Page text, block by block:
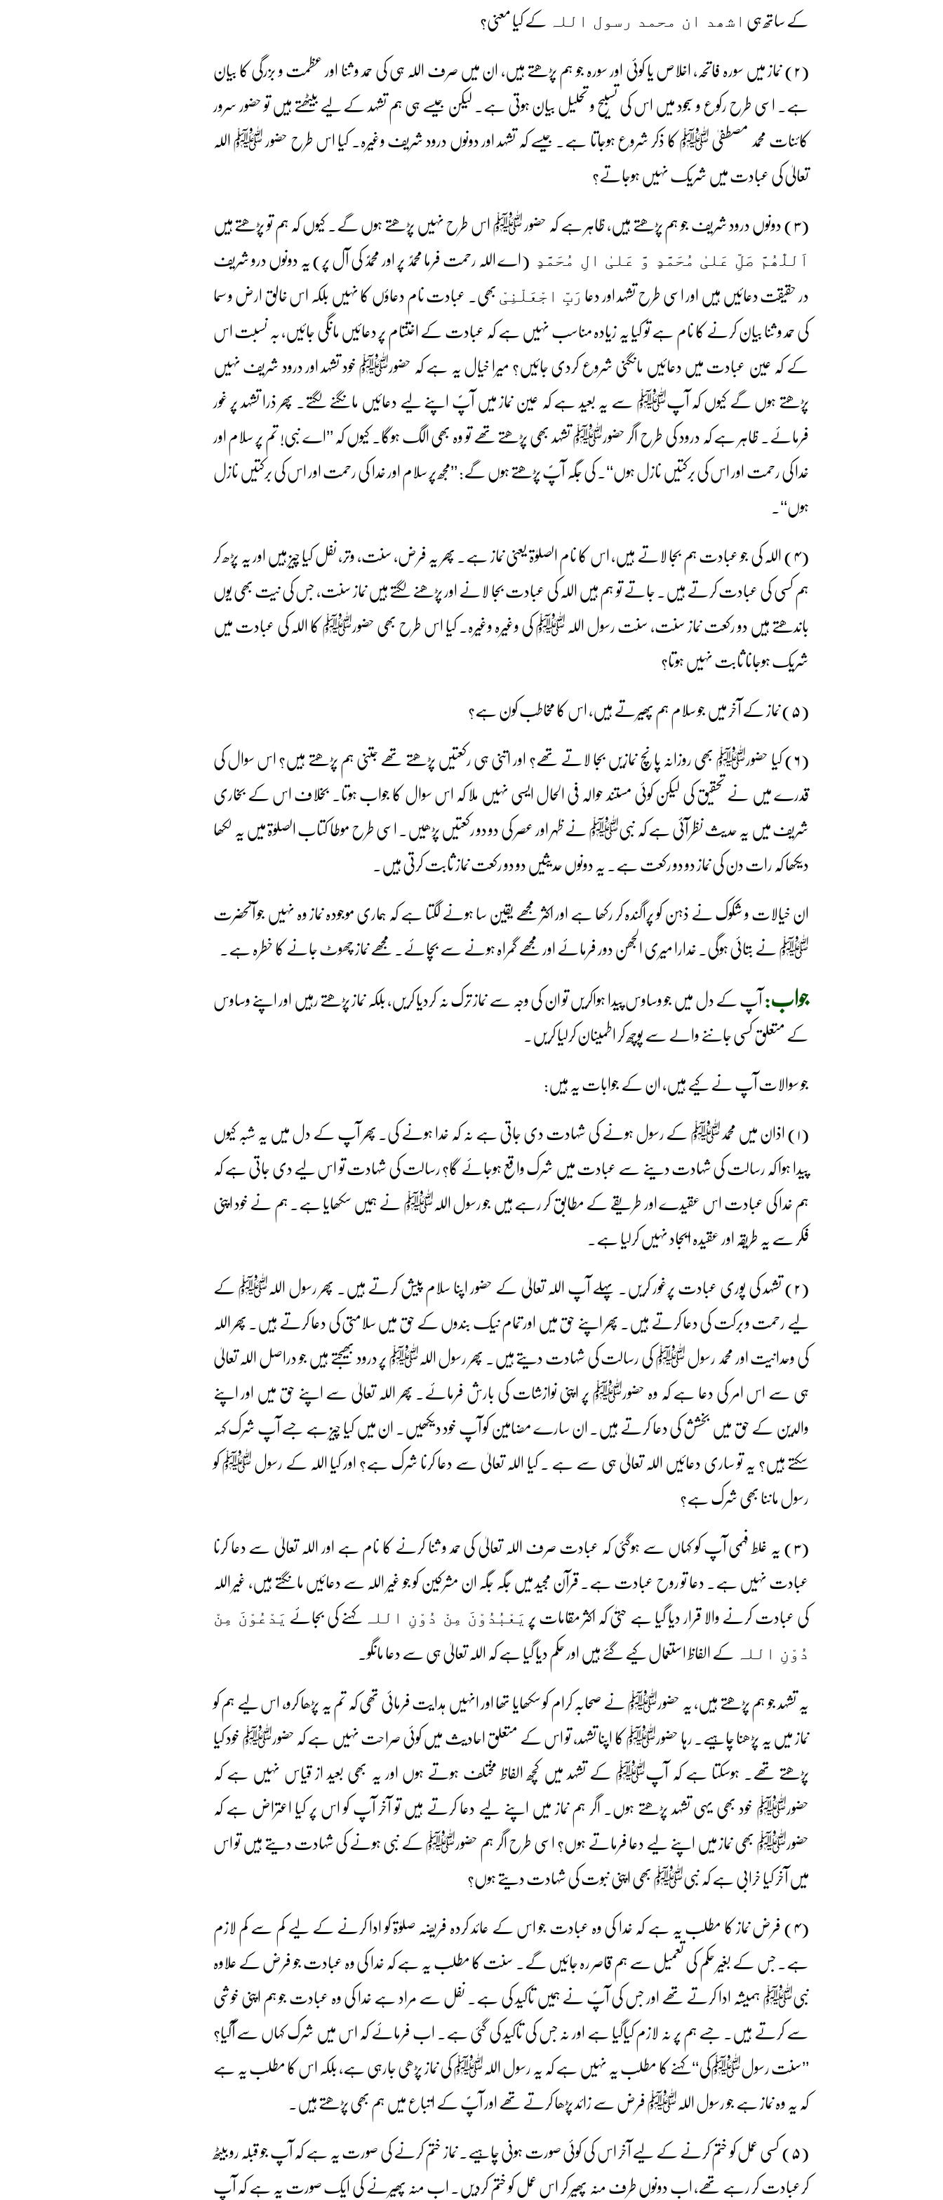
کے ساتھ ہی اشھد ان محمد رسول اللہ کے کیا معنی؟
(۲) نماز میں سورہ فاتحہ، اخلاص یا کوئی اور سورہ جو ہم پڑھتے ہیں، ان میں صرف اللہ ہی کی حمد و ثنا اور عظمت و بزرگی کا بیان
ہے۔ اسی طرح رکوع و سجود میں اس کی تسبیح و تحلیل بیان ہوتی ہے۔ لیکن جیسے ہی ہم تشہد کے لیے بیٹھتے ہیں تو حضور سرور
کائنات محمد مصطفیٰ ﷺ کا ذکر شروع ہوجاتا ہے۔ جیسے کہ تشہد اور دونوں درود شریف وغیرہ۔ کیا اس طرح حضور ﷺ اللہ
تعالیٰ کی عبادت میں شریک نہیں ہوجاتے؟
(۳) دونوں درود شریف جو ہم پڑھتے ہیں، ظاہر ہے کہ حضور ﷺ اس طرح نہیں پڑھتے ہوں گے۔ کیوں کہ ہم تو پڑھتے ہیں
اَللّٰھُمَّ صَلِّ عَلیٰ مُحَمَّدٍ وَّ عَلیٰ الِ مُحَمَّدٍ (اے اللہ رحمت فرما محمدؐ پر اور محمدؐ کی آل پر) یہ دونوں درو شریف
در حقیقت دعائیں ہیں اور اسی طرح تشہد اور دعا رَبِّ اجْعَلْنِیْبھی۔ عبادت نام دعاؤں کا نہیں بلکہ اس خالق ارض و سما
کی حمد و ثنا بیان کرنے کا نام ہے تو کیا یہ زیادہ مناسب نہیں ہے کہ عبادت کے اختتام پر دعائیں مانگی جائیں، بہ نسبت اس
کے کہ عین عبادت میں دعائیں مانگنی شروع کردی جائیں؟ میرا خیال یہ ہے کہ حضورﷺ خود تشہد اور درود شریف نہیں
پڑھتے ہوں گے کیوں کہ آپﷺ سے یہ بعید ہے کہ عین نماز میں آپؐ اپنے لیے دعائیں مانگنے لگتے۔ پھر ذرا تشہد پر غور
فرمائے۔ ظاہر ہے کہ درود کی طرح اگر حضورﷺ تشہد بھی پڑھتے تھے تو وہ بھی الگ ہوگا۔ کیوں کہ ’’اے نبی! تم پر سلام اور
خدا کی رحمت اور اس کی برکتیں نازل ہوں‘‘۔ کی جگہ آپؐ پڑھتے ہوں گے: ’’مجھ پر سلام اور خدا کی رحمت اور اس کی برکتیں نازل
ہوں‘‘۔
(۴) اللہ کی جو عبادت ہم بجا لاتے ہیں، اس کا نام الصلوٰۃ یعنی نماز ہے۔ پھر یہ فرض، سنت، وتر، نفل کیا چیز ہیں اور یہ پڑھ کر
ہم کسی کی عبادت کرتے ہیں۔ جاتے تو ہم ہیں اللہ کی عبادت بجا لانے اور پڑھنے لگتے ہیں نماز سنت، جس کی نیت بھی یوں
باندھتے ہیں دو رکعت نماز سنت، سنت رسول اللہ ﷺ کی وغیرہ وغیرہ۔ کیا اس طرح بھی حضورﷺ کا اللہ کی عبادت میں
شریک ہوجانا ثابت نہیں ہوتا؟
(۵) نماز کے آخر میں جو سلام ہم پھیرتے ہیں، اس کا مخاطب کون ہے؟
(۶) کیا حضورﷺ بھی روزانہ پانچ نمازیں بجا لاتے تھے؟ اور اتنی ہی رکعتیں پڑھتے تھے جتنی ہم پڑھتے ہیں؟ اس سوال کی
قدرے میں نے تحقیق کی لیکن کوئی مستند حوالہ فی الحال ایسی نہیں ملا کہ اس سوال کا جواب ہوتا۔ بخلاف اس کے بخاری
شریف میں یہ حدیث نظر آئی ہے کہ نبیﷺ نے ظہر اور عصر کی دو دو رکعتیں پڑھیں۔ اسی طرح موطا کتاب الصلوٰۃ میں یہ لکھا
دیکھا کہ رات دن کی نماز دو دو رکعت ہے۔ یہ دونوں حدیثیں دو دو رکعت نماز ثابت کرتی ہیں۔
ان خیالات و شکوک نے ذہن کو پراگندہ کر رکھا ہے اور اکثر مجھے یقین سا ہونے لگتا ہے کہ ہماری موجودہ نماز وہ نہیں جو آنحضرت
ﷺ نے بتائی ہوگی۔ خدارا میری الجھن دور فرمائے اور مجھے گمراہ ہونے سے بچائے۔ مجھے نماز چھوٹ جانے کا خطرہ ہے۔
جواب:آپ کے دل میں جو وساوس پیدا ہواکریں تو ان کی وجہ سے نماز ترک نہ کردیا کریں، بلکہ نماز پڑھتے رہیں اور اپنے وساوس
کے متعلق کسی جاننے والے سے پوچھ کر اطمینان کرلیا کریں۔
جو سوالات آپ نے کیے ہیں، ان کے جوابات یہ ہیں:
(۱) اذان میں محمدﷺ کے رسول ہونے کی شہادت دی جاتی ہے نہ کہ خدا ہونے کی۔ پھر آپ کے دل میں یہ شبہ کیوں
پیدا ہوا کہ رسالت کی شہادت دینے سے عبادت میں شرک واقع ہوجائے گا؟ رسالت کی شہادت تو اس لیے دی جاتی ہے کہ
ہم خدا کی عبادت اس عقیدے اور طریقے کے مطابق کر رہے ہیں جو رسول اللہﷺ نے ہمیں سکھایا ہے۔ ہم نے خود اپنی
فکر سے یہ طریقہ اور عقیدہ ایجاد نہیں کرلیا ہے۔
(۲) تشہد کی پوری عبادت پرغور کریں۔ پہلے آپ اللہ تعالیٰ کے حضور اپنا سلام پیش کرتے ہیں۔ پھر رسول اللہﷺ کے
لیے رحمت و برکت کی دعا کرتے ہیں۔ پھر اپنے حق میں اور تمام نیک بندوں کے حق میں سلامتی کی دعا کرتے ہیں۔ پھر اللہ
کی وحدانیت اور محمد رسول ﷺ کی رسالت کی شہادت دیتے ہیں۔ پھر رسول اللہﷺ پر درود بھیجتے ہیں جو دراصل اللہ تعالیٰ
ہی سے اس امر کی دعا ہے کہ وہ حضورﷺ پر اپنی نوازشات کی بارش فرمائے۔ پھر اللہ تعالیٰ سے اپنے حق میں اور اپنے
والدین کے حق میں بخشش کی دعا کرتے ہیں۔ ان سارے مضامین کو آپ خود دیکھیں۔ ان میں کیا چیز ہے جسے آپ شرک کہہ
سکتے ہیں؟ یہ تو ساری دعائیں اللہ تعالیٰ ہی سے ہے ۔ کیا اللہ تعالیٰ سے دعا کرنا شرک ہے؟ اور کیا اللہ کے رسول ﷺ کو
رسول ماننا بھی شرک ہے؟
(۳) یہ غلط فہمی آپ کو کہاں سے ہوگئی کہ عبادت صرف اللہ تعالیٰ کی حمد و ثنا کرنے کا نام ہے اور اللہ تعالیٰ سے دعا کرنا
عبادت نہیں ہے۔ دعا تو روح عبادت ہے۔ قرآن مجید میں جگہ جگہ ان مشرکین کو جو غیر اللہ سے دعائیں مانگتے ہیں، غیر اللہ
کی عبادت کرنے والا قرار دیا گیا ہے حتیٰ کہ اکثر مقامات پر ِیَعْبُدُوْنَ مِنْ دُوْنِ اللہ کہنے کی بجائے یَدْعُوْنَ مِنْ
دُوْنِ اللہ کے الفاظ استعمال کیے گئے ہیں اور حکم دیا گیا ہے کہ اللہ تعالیٰ ہی سے دعا مانگو۔
یہ تشہد جو ہم پڑھتے ہیں، یہ حضورﷺ نے صحابہ کرام کو سکھایا تھا اور انہیں ہدایت فرمائی تھی کہ تم یہ پڑھا کرو، اس لیے ہم کو
نماز میں یہ پڑھنا چاہیے۔ رہا حضورﷺ کا اپنا تشہد، تو اس کے متعلق احادیث میں کوئی صراحت نہیں ہے کہ حضورﷺ خود کیا
پڑھتے تھے۔ ہوسکتا ہے کہ آپﷺ کے تشہد میں کچھ الفاظ مختلف ہوتے ہوں اور یہ بھی بعید از قیاس نہیں ہے کہ
حضورﷺ خود بھی یہی تشہد پڑھتے ہوں۔ اگر ہم نماز میں اپنے لیے دعا کرتے ہیں تو آخر آپ کو اس پر کیا اعتراض ہے کہ
حضورﷺ بھی نماز میں اپنے لیے دعا فرماتے ہوں؟ اسی طرح اگر ہم حضورﷺ کے نبی ہونے کی شہادت دیتے ہیں تو اس
میں آخر کیا خرابی ہے کہ نبیﷺ بھی اپنی نبوت کی شہادت دیتے ہوں؟
(۴) فرض نماز کا مطلب یہ ہے کہ خدا کی وہ عبادت جو اس کے عائد کردہ فریضہ صلوٰۃ کو ادا کرنے کے لیے کم سے کم لازم
ہے۔ جس کے بغیر حکم کی تعمیل سے ہم قاصر رہ جائیں گے۔ سنت کا مطلب یہ ہے کہ خدا کی وہ عبادت جو فرض کے علاوہ
نبیﷺ ہمیشہ ادا کرتے تھے اور جس کی آپؐ نے ہمیں تاکید کی ہے۔ نفل سے مراد ہے خدا کی وہ عبادت جو ہم اپنی خوشی
سے کرتے ہیں۔ جسے ہم پر نہ لازم کیاگیا ہے اور نہ جس کی تاکید کی گئی ہے۔ اب فرمائے کہ اس میں شرک کہاں سے آگیا؟
’’سنت رسولﷺکی‘‘ کہنے کا مطلب یہ نہیں ہے کہ یہ رسول اللہﷺ کی نماز پڑھی جارہی ہے، بلکہ اس کا مطلب یہ ہے
کہ یہ وہ نماز ہے جو رسول اللہﷺ فرض سے زائد پڑھا کرتے تھے اور آپؐ کے اتباع میں ہم بھی پڑھتے ہیں۔
(۵) کسی عمل کو ختم کرنے کے لیے آخر اس کی کوئی صورت ہونی چاہیے۔ نماز ختم کرنے کی صورت یہ ہے کہ آپ جو قبلہ رو بیٹھ
کرعبادت کر رہے تھے، اب دونوں طرف منہ پھیر کر اس عمل کو ختم کردیں۔ اب منہ پھیرنے کی ایک صورت یہ ہے کہ آپ